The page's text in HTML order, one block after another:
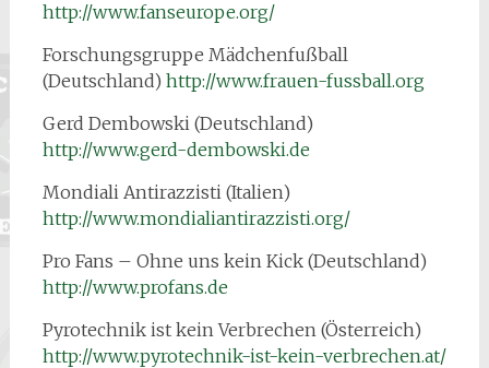
http://www.fanseurope.org/
Forschungsgruppe Mädchenfußball
(Deutschland) http://www.frauen-fussball.org
Gerd Dembowski (Deutschland)
http://www.gerd-dembowski.de
Mondiali Antirazzisti (Italien)
http://www.mondialiantirazzisti.org/
Pro Fans – Ohne uns kein Kick (Deutschland)
http://www.profans.de
Pyrotechnik ist kein Verbrechen (Österreich)
http://www.pyrotechnik-ist-kein-verbrechen.at/